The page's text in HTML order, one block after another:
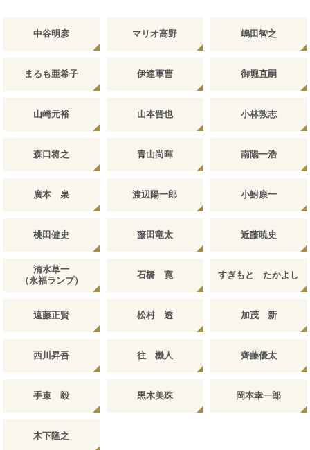
中谷明彦 マリオ高野 嶋田智之
まるも亜希子 伊達軍曹 御堀直嗣
山崎元裕 山本晋也 小林敦志
森口将之 青山尚暉 南陽一浩
廣本 泉 渡辺陽一郎 小鮒康一
桃田健史 藤田竜太 近藤暁史
清水草一
（永福ランプ）
石橋 寛 すぎもと たかよし
遠藤正賢 松村 透 加茂 新
西川昇吾 往 機人 齊藤優太
手束 毅 黒木美珠 岡本幸一郎
木下隆之